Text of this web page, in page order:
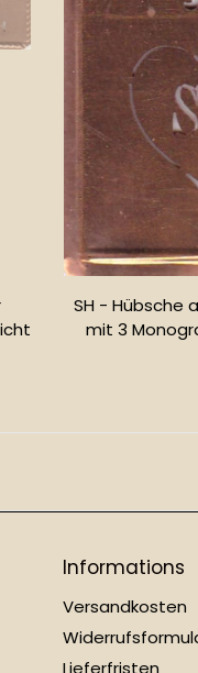
SH - Hübsche
mit 3
Informations
Versandkosten
Lieferfristen